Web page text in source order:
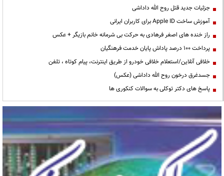
جزئیات جدید قتل روح الله داداشی
آموزش ساخت Apple ID برای کاربران ایرانی
راز خنده های اصغر فرهادی به حرکت بی شرمانه خانم بازیگر + عکس
پرداخت ۱۰۰ درصد پاداش پایان خدمت فرهنگیان
خلافی آنلاین/استعلام خلافی خودرو از طریق اینترنت، پیام کوتاه ، تلفن
جسدغرق درخون روح الله داداشی (عکس)
پاسخ های دکتر توکلی به سوالات کنکوری ها